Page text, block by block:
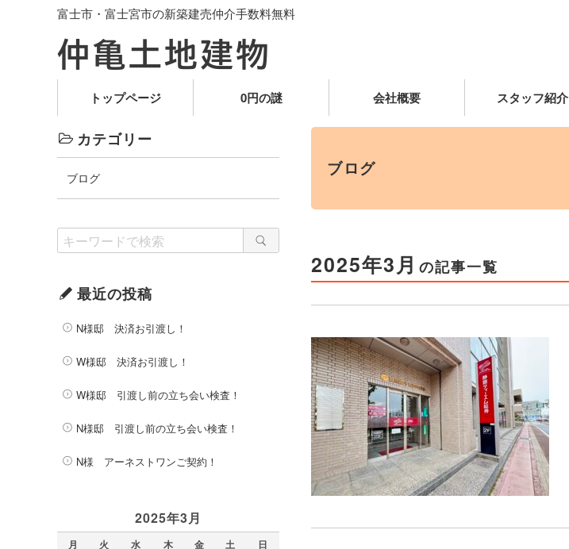
富士市・富士宮市の新築建売仲介手数料無料
トップページ 0円の謎 会社概要 スタッフ紹介
ブログ
2025年3月 の記事一覧
カテゴリー
ブログ
最近の投稿
N様邸 決済お引渡し！
W様邸 決済お引渡し！
W様邸 引渡し前の立ち会い検査！
N様邸 引渡し前の立ち会い検査！
N様 アーネストワンご契約！
2025年3月
月 火 水 木 金 土 日